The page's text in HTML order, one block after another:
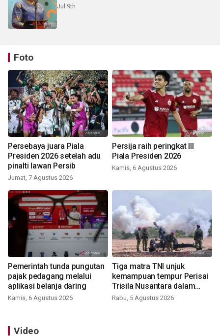
Jul 9th
Foto
Persebaya juara Piala
Presiden 2026 setelah adu
pinalti lawan Persib
Jumat, 7 Agustus 2026
Persija raih peringkat III
Piala Presiden 2026
Kamis, 6 Agustus 2026
Pemerintah tunda pungutan
pajak pedagang melalui
aplikasi belanja daring
Kamis, 6 Agustus 2026
Tiga matra TNI unjuk
kemampuan tempur Perisai
Trisila Nusantara dalam
latihan di Kepri
Rabu, 5 Agustus 2026
Video